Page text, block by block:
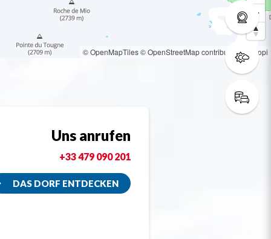
© OpenMapTiles© OpenStreetMap contributors© Loopi
Uns anrufen
+33 479 090 201
DAS DORF ENTDECKEN